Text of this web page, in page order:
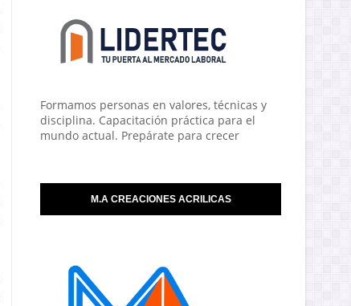
Formamos personas en valores, técnicas y
disciplina. Capacitación práctica para el
mundo actual. Prepárate para crecer
M.A CREACIONES ACRILICAS